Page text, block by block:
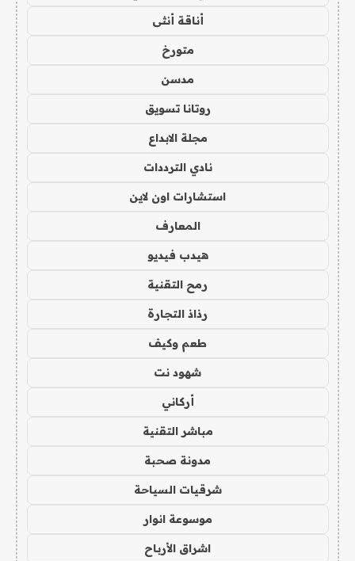
أناقة أنثى
متورخ
مدسن
روتانا تسويق
مجلة الابداع
نادي الترددات
استشارات اون لاين
المعارف
هيدب فيديو
رمح التقنية
رذاذ التجارة
طعم وكيف
شهود نت
أركاني
مباشر التقنية
مدونة صحبة
شرقيات السياحة
موسوعة انوار
اشراق الأرباح